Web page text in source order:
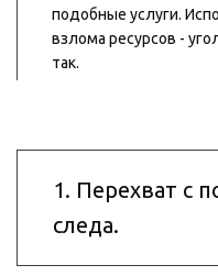
подобные услуги.
взлома ресурсов -
так.
1. Перехват с
следа.